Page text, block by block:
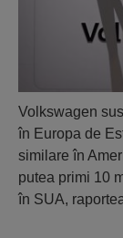
Volkswagen
în Europa de
similare în
putea primi 10
în SUA,